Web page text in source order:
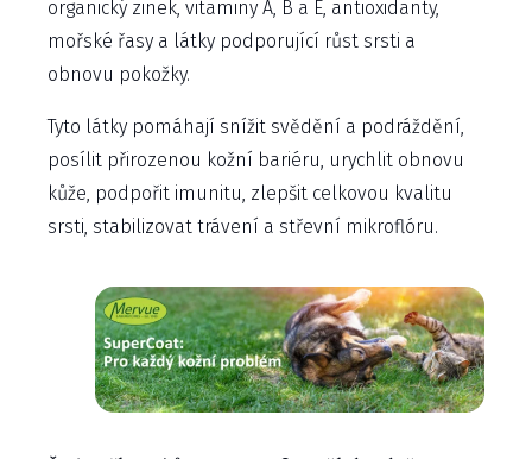
organický zinek, vitaminy A, B a E, antioxidanty,
mořské řasy a látky podporující růst srsti a
obnovu pokožky.
Tyto látky pomáhají snížit svědění a podráždění,
posílit přirozenou kožní bariéru, urychlit obnovu
kůže, podpořit imunitu, zlepšit celkovou kvalitu
srsti, stabilizovat trávení a střevní mikroflóru.